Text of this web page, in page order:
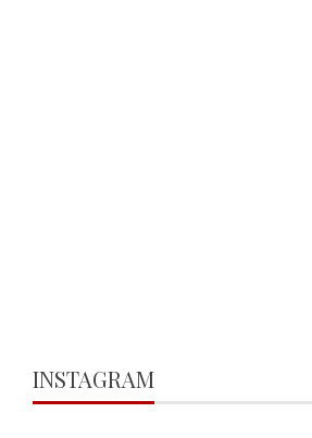
INSTAGRAM